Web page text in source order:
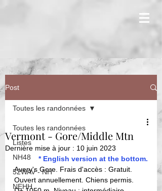
Post
Toutes les randonnées
Listes
NH48
52WAV - NH
NEHH
Toutes les randonnées
Vermont - Gore/Middle Mtn
Dernière mise à jour : 10 juin 2023
* English version at the bottom.
Avery's Gore. Frais d'accès : Gratuit.
Ouvert annuellement. Chiens permis.